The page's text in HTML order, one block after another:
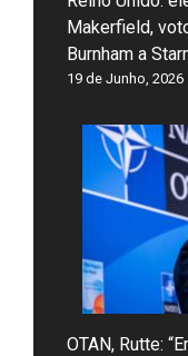
Makerfield,
Burnham a
19 de Junho, 2026
OTAN, Rutte: